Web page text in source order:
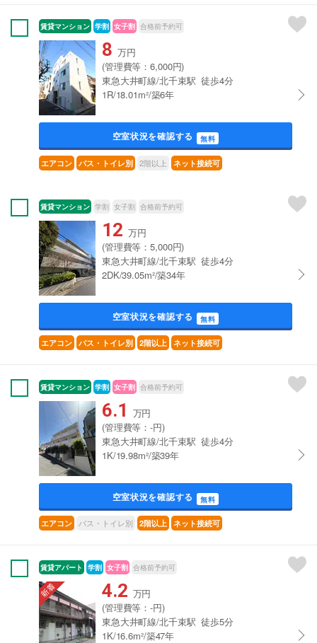
賃貸マンション 学割 女子割 合格前予約可
8 万円
(管理費等：6,000円)
東急大井町線/北千束駅 徒歩4分
1R/18.01m²/築6年
空室状況を確認する 無料
エアコン バス・トイレ別 2階以上 ネット接続可
賃貸マンション 学割 女子割 合格前予約可
12 万円
(管理費等：5,000円)
東急大井町線/北千束駅 徒歩4分
2DK/39.05m²/築34年
空室状況を確認する 無料
エアコン バス・トイレ別 2階以上 ネット接続可
賃貸マンション 学割 女子割 合格前予約可
6.1 万円
(管理費等：-円)
東急大井町線/北千束駅 徒歩4分
1K/19.98m²/築39年
空室状況を確認する 無料
エアコン バス・トイレ別 2階以上 ネット接続可
賃貸アパート 学割 女子割 合格前予約可
4.2 万円
(管理費等：-円)
東急大井町線/北千束駅 徒歩5分
1K/16.6m²/築47年